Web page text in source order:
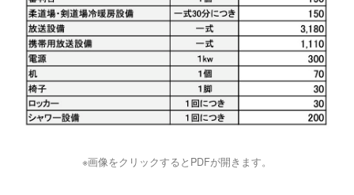
※画像をクリックするとPDFが開きます。